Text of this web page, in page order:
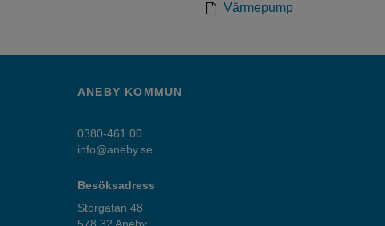
Värmepump
ANEBY KOMMUN
0380-461 00
info@aneby.se
Besöksadress
Storgatan 48